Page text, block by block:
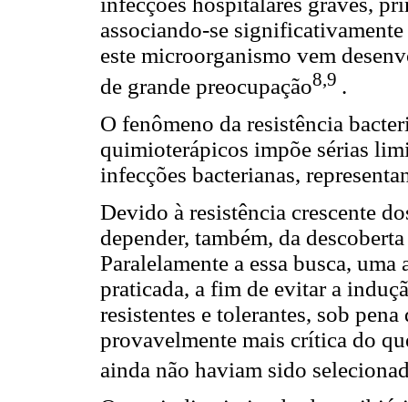
associando-se
este microorganismo vem
de grande preocupação8,9 .
O fenômeno da resistência
quimioterápicos impõe sérias
infecções bacterianas,
Devido à resistência crescente
depender, também, da
Paralelamente a essa busca,
praticada, a fim de evitar a
resistentes e tolerantes, sob
provavelmente mais crítica do
ainda não haviam sido